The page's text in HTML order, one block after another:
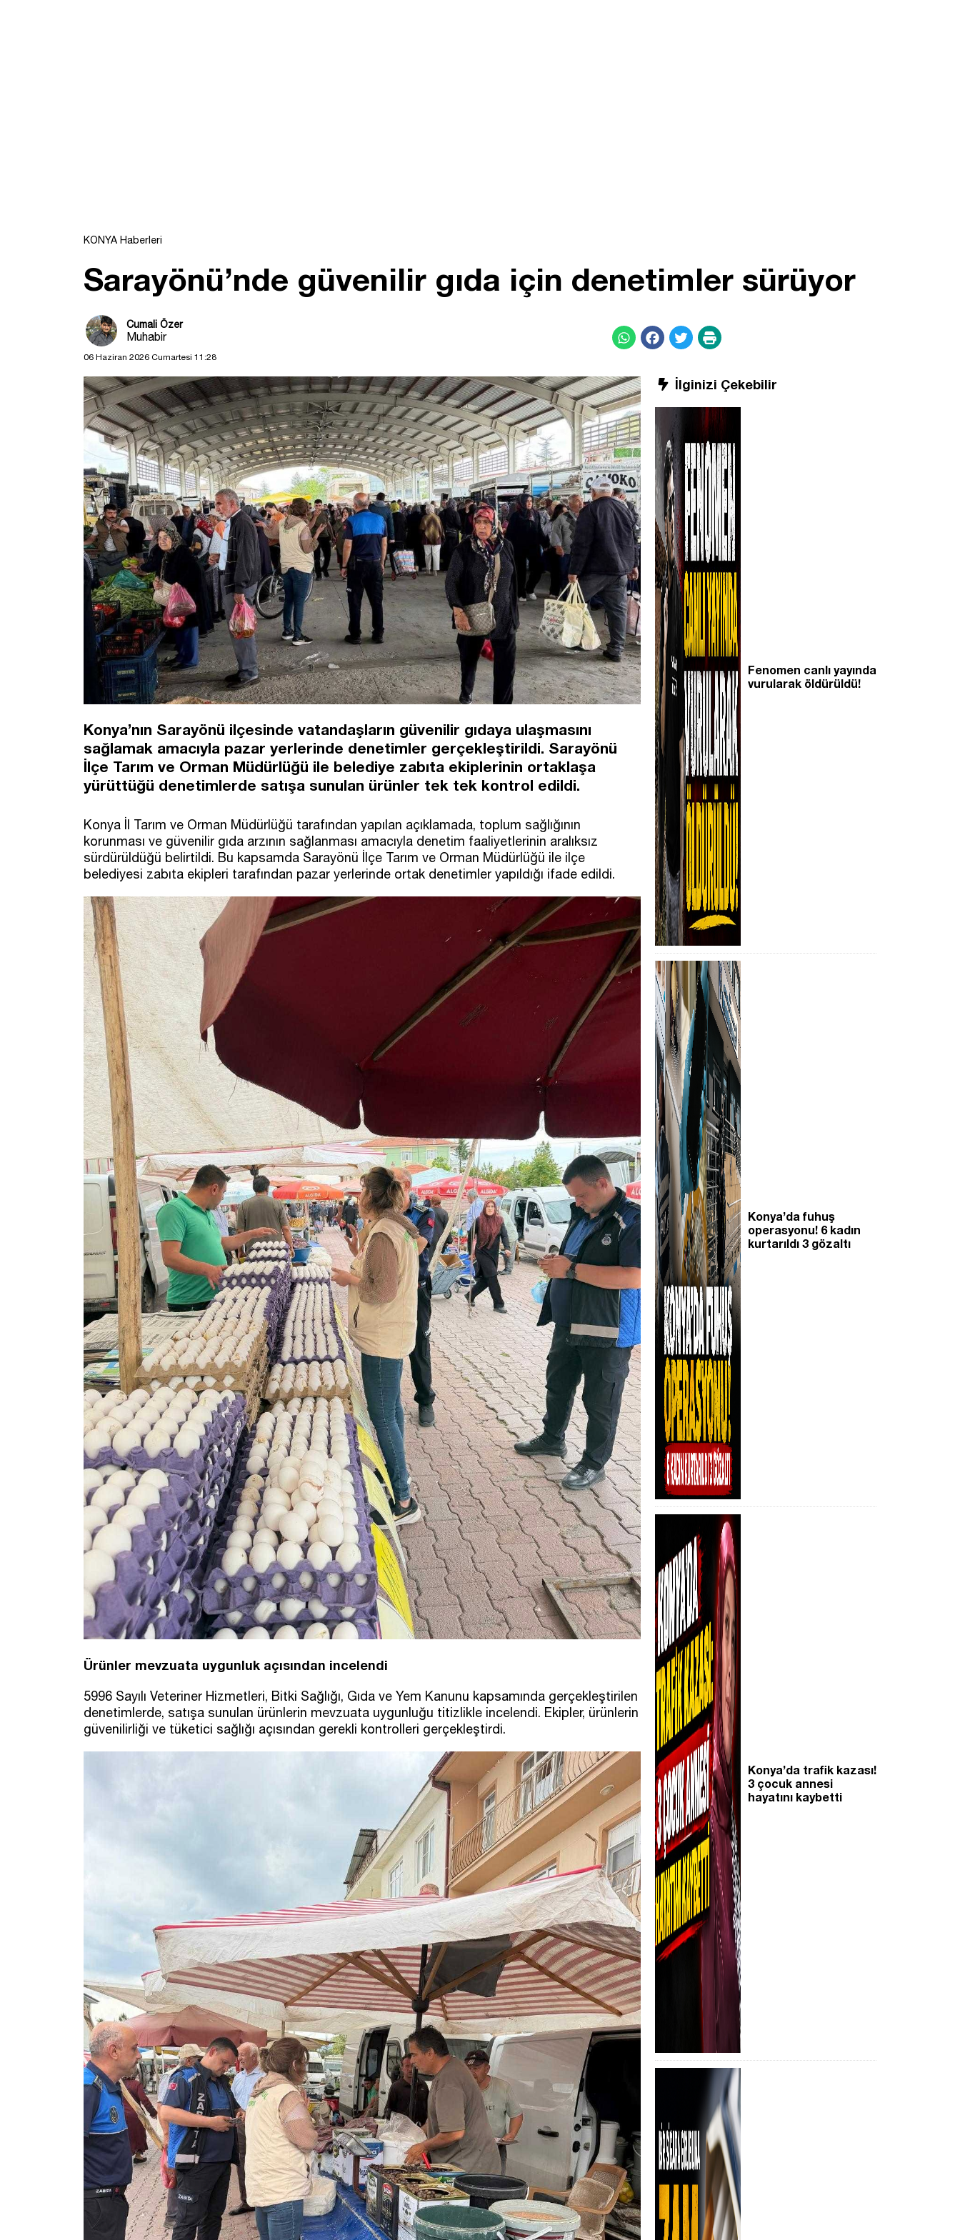
KONYA Haberleri
Sarayönü’nde güvenilir gıda için denetimler sürüyor
Cumali Özer
Muhabir
06 Haziran 2026 Cumartesi 11:28
​Konya’nın Sarayönü ilçesinde vatandaşların güvenilir gıdaya ulaşmasını
sağlamak amacıyla pazar yerlerinde denetimler gerçekleştirildi. Sarayönü
İlçe Tarım ve Orman Müdürlüğü ile belediye zabıta ekiplerinin ortaklaşa
yürüttüğü denetimlerde satışa sunulan ürünler tek tek kontrol edildi.
Konya İl Tarım ve Orman Müdürlüğü tarafından yapılan açıklamada, toplum sağlığının
korunması ve güvenilir gıda arzının sağlanması amacıyla denetim faaliyetlerinin aralıksız
sürdürüldüğü belirtildi. Bu kapsamda Sarayönü İlçe Tarım ve Orman Müdürlüğü ile ilçe
belediyesi zabıta ekipleri tarafından pazar yerlerinde ortak denetimler yapıldığı ifade edildi.
Ürünler mevzuata uygunluk açısından incelendi
5996 Sayılı Veteriner Hizmetleri, Bitki Sağlığı, Gıda ve Yem Kanunu kapsamında gerçekleştirilen
denetimlerde, satışa sunulan ürünlerin mevzuata uygunluğu titizlikle incelendi. Ekipler, ürünlerin
güvenilirliği ve tüketici sağlığı açısından gerekli kontrolleri gerçekleştirdi.
İlginizi Çekebilir
Fenomen canlı yayında
vurularak öldürüldü!
Konya’da fuhuş
operasyonu! 6 kadın
kurtarıldı 3 gözaltı
Konya’da trafik kazası!
3 çocuk annesi
hayatını kaybetti